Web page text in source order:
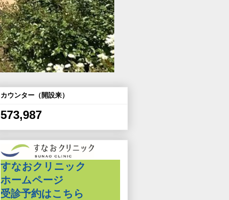
カウンター（開設来）
573,987
すなおクリニック
ホームページ
受診予約はこちら